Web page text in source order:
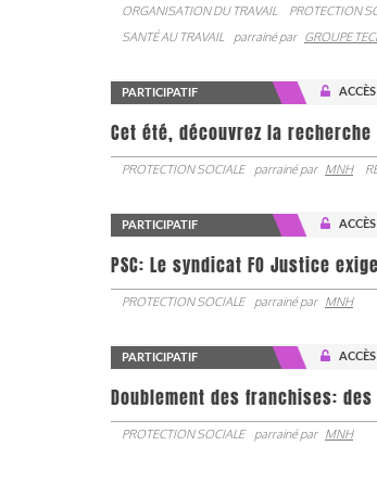
ORGANISATION DU TRAVAIL PROTECTION
SANTÉ AU TRAVAIL
parrainé par GROUPE
PARTICIPATIF
Cet été, découvrez la recherche
PROTECTION SOCIALE parrainé par MNH
PARTICIPATIF
PSC: Le syndicat FO Justice
PROTECTION SOCIALE parrainé par MNH
PARTICIPATIF
Doublement des franchises:
PROTECTION SOCIALE parrainé par MNH